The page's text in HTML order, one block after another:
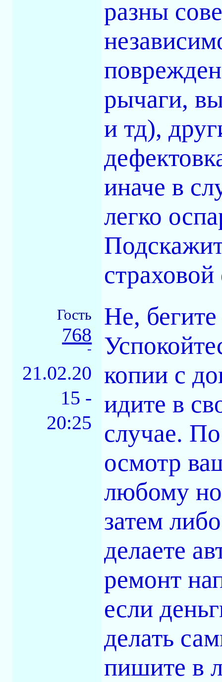
разны
рычаги,
и тд),
иначе в
легко
Гость
768
-
21.02.20
15 -
20:25
Не,
копии с
идите в
случае.
осмотр
любому
затем
делаете
ремонт
если
делать
пишите в